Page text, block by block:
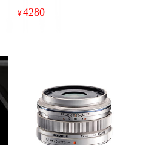
¥4280